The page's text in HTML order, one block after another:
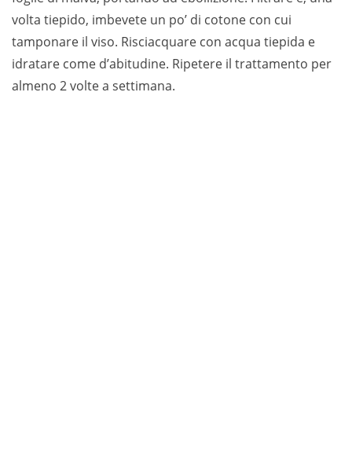
volta tiepido, imbevete un po’ di cotone con cui
tamponare il viso. Risciacquare con acqua tiepida e
idratare come d’abitudine. Ripetere il trattamento per
almeno 2 volte a settimana.